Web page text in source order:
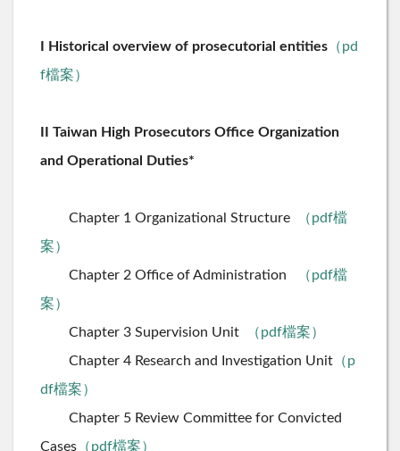
I Historical overview of prosecutorial entities （pd
f檔案）
II Taiwan High Prosecutors Office Organization
and Operational Duties*
Chapter 1 Organizational Structure
（pdf檔
案）
Chapter 2 Office of Administration
（pdf檔
案）
Chapter 3 Supervision Unit
（pdf檔案）
Chapter 4 Research and Investigation Unit （p
df檔案）
Chapter 5 Review Committee for Convicted
Cases （pdf檔案）